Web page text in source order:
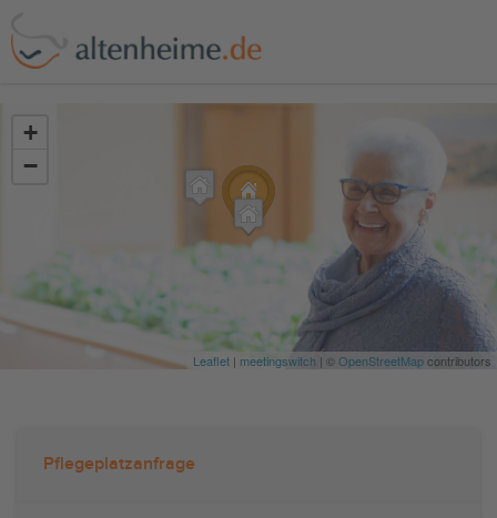
+
−
Leaflet | meetingswitch | ©OpenStreetMapcontributors
Pflegeplatzanfrage